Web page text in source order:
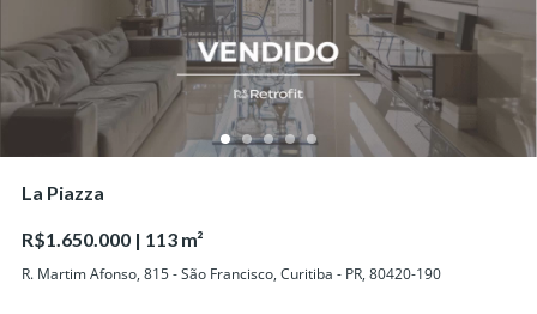
La Piazza
R$1.650.000 | 113 m²
R. Martim Afonso, 815 - São Francisco, Curitiba - PR, 80420-190